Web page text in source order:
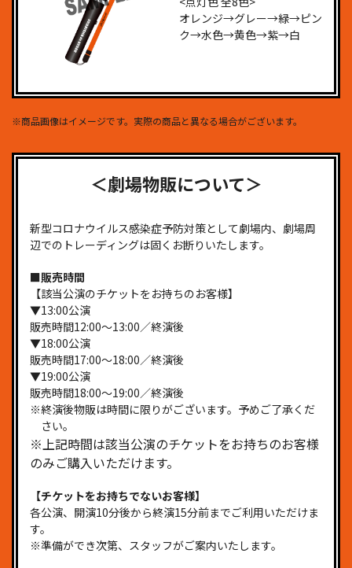
オレンジ→グレー→緑→ピン
ク→水色→黄色→紫→白
※商品画像はイメージです。実際の商品と異なる場合がございます。
＜劇場物販について＞
新型コロナウイルス感染症予防対策として劇場内、劇場周
辺でのトレーディングは固くお断りいたします。
■販売時間
【該当公演のチケットをお持ちのお客様】
▼13:00公演
販売時間12:00～13:00／終演後
▼18:00公演
販売時間17:00～18:00／終演後
▼19:00公演
販売時間18:00～19:00／終演後
※終演後物販は時間に限りがございます。予めご了承くだ
さい。
※上記時間は該当公演のチケットをお持ちのお客様
のみご購入いただけます。
【チケットをお持ちでないお客様】
各公演、開演10分後から終演15分前までご利用いただけま
す。
※準備ができ次第、スタッフがご案内いたします。